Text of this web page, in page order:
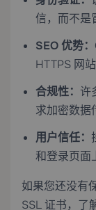
信，而不是
SEO 优势：
HTTPS 网站
合规性： 许
求加密数据
用户信任：
和登录页面
如果您还没有
SSL 证书，了